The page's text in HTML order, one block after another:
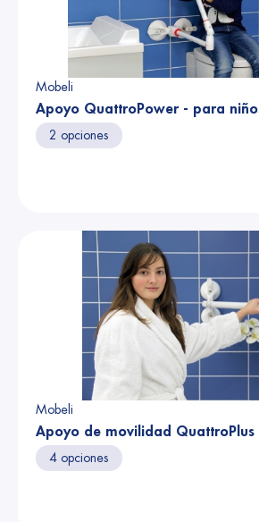
Mobeli
Apoyo QuattroPower - para
2 opciones
Mobeli
Apoyo de movilidad QuattroPlus
4 opciones